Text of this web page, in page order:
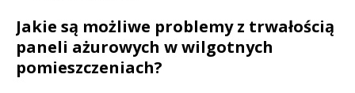
Jakie są możliwe problemy z trwałością
paneli ażurowych w wilgotnych
pomieszczeniach?